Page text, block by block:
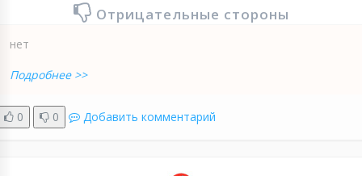
Отрицательные стороны
нет
Подробнее >>
0 0 Добавить комментарий